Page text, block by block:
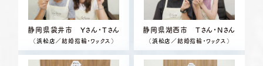
静岡県袋井市 Yさん・Tさん
（浜松店 ／結婚指輪・ワックス）
静岡県湖西市 Tさん・Nさん
（浜松店 ／結婚指輪・ワックス）